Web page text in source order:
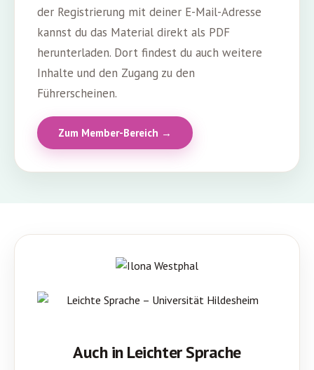
der Registrierung mit deiner E-Mail-Adresse
kannst du das Material direkt als PDF
herunterladen. Dort findest du auch weitere
Inhalte und den Zugang zu den
Führerscheinen.
Zum Member-Bereich →
Auch in Leichter Sprache